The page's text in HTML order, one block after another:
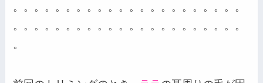
。。。。。。。。。。。。。。。。。。。。。。
。。。。。。。。。。。。。。。。。。。。。。
。